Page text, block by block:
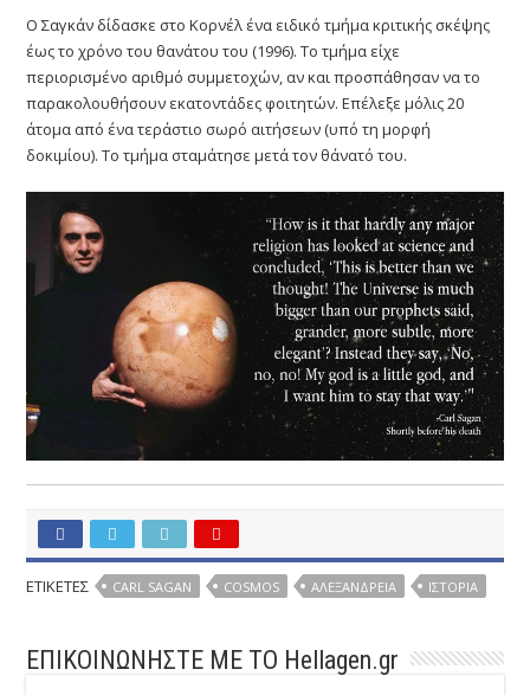
Ο Σαγκάν δίδασκε στο Κορνέλ ένα ειδικό τμήμα κριτικής σκέψης
έως το χρόνο του θανάτου του (1996). Το τμήμα είχε
περιορισμένο αριθμό συμμετοχών, αν και προσπάθησαν να το
παρακολουθήσουν εκατοντάδες φοιτητών. Επέλεξε μόλις 20
άτομα από ένα τεράστιο σωρό αιτήσεων (υπό τη μορφή
δοκιμίου). Το τμήμα σταμάτησε μετά τον θάνατό του.
ΕΤΙΚΕΤΕΣ CARL SAGAN COSMOS ΑΛΕΞΑΝΔΡΕΙΑ ΙΣΤΟΡΙΑ
ΕΠΙΚΟΙΝΩΝΗΣΤΕ ΜΕ ΤΟ Hellagen.gr